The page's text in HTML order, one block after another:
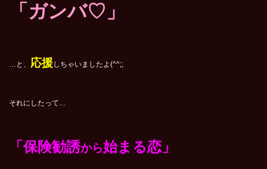
「ガンバ♡」
…と、 応援 しちゃいましたよ(^^;;
それにしたって…
「保険勧誘から始まる恋」